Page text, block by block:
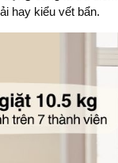
hay kiểu vết bẩn.